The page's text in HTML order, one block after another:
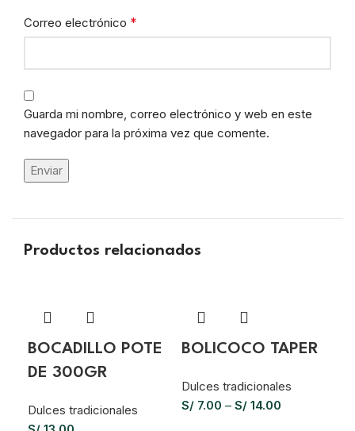
Correo electrónico *
Guarda mi nombre, correo electrónico y web en este
navegador para la próxima vez que comente.
Productos relacionados
BOCADILLO POTE
DE 300GR
Dulces tradicionales
BOLICOCO TAPER
Dulces tradicionales
S/ 7.00 – S/ 14.00